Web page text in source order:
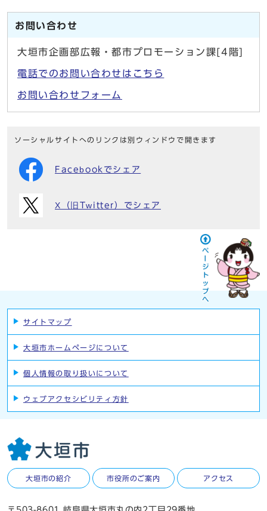
お問い合わせ
大垣市企画部広報・都市プロモーション課[4階]
電話でのお問い合わせはこちら
お問い合わせフォーム
ソーシャルサイトへのリンクは別ウィンドウで開きます
Facebookでシェア
X（旧Twitter）でシェア
サイトマップ
大垣市ホームページについて
個人情報の取り扱いについて
ウェブアクセシビリティ方針
大垣市の紹介 市役所のご案内 アクセス